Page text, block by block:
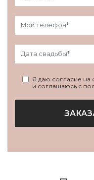
Я даю согласие на
и соглашаюсь с